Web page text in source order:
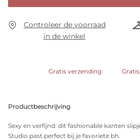
Controleer de voorraad
in de winkel
Gratis verzending
Productbeschrijving
Sexy en verfijnd: dit fashionable kanten
Studio past perfect bij je favoriete bh.